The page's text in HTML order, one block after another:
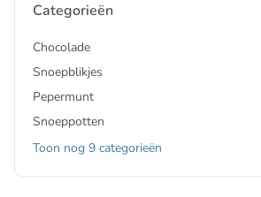
Categorieën
Chocolade
Snoepblikjes
Pepermunt
Snoeppotten
Toon nog 9 categorieën